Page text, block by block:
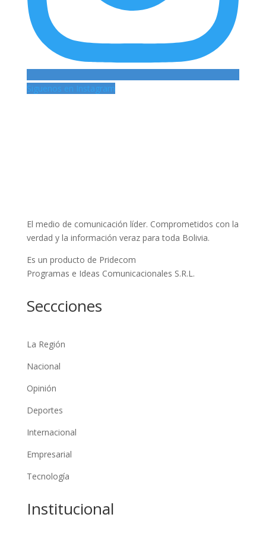
Siguenos en Instagram
El medio de comunicación líder. Comprometidos con la
verdad y la información veraz para toda Bolivia.
Es un producto de Pridecom
Programas e Ideas Comunicacionales S.R.L.
Seccciones
La Región
Nacional
Opinión
Deportes
Internacional
Empresarial
Tecnología
Institucional